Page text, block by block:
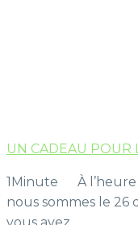
UN CADEAU POUR
1Minute À l’heure
nous sommes le 26